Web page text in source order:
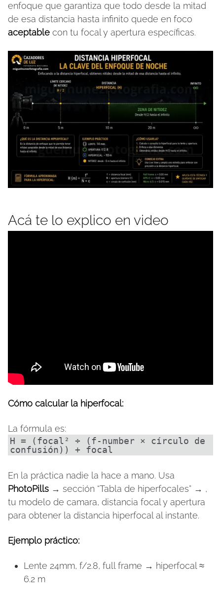
enfoque que garantiza que todo desde la mitad
de esa distancia hasta infinito quede en foco
aceptable con tu focal y apertura específicas.
Acá te lo explico en video
Cómo calcular la hiperfocal:
La fórmula es:
H = (focal² ÷ (f-number × círculo de
confusión)) + focal
En la práctica nadie la hace a mano. Usa
PhotoPills → sección “Tabla de hiperfocales” → ,
tu modelo de camara, distancia focal y apertura
para obtener la distancia hiperfocal al instante.
Ejemplo práctico:
Lente 24mm, f/2.8, full frame → hiperfocal ≈
6.2 m